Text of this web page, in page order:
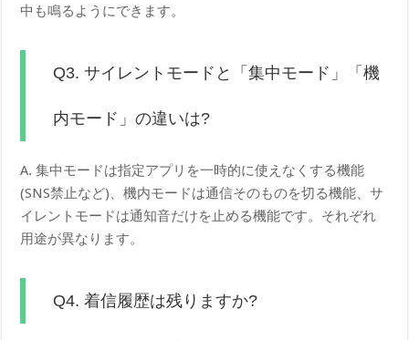
中も鳴るようにできます。
Q3. サイレントモードと「集中モード」「機
内モード」の違いは?
A. 集中モードは指定アプリを一時的に使えなくする機能
(SNS禁止など)、機内モードは通信そのものを切る機能、サ
イレントモードは通知音だけを止める機能です。それぞれ
用途が異なります。
Q4. 着信履歴は残りますか?